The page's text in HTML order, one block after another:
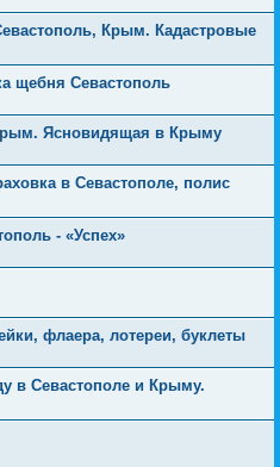
Крым. Кадастровые
щебня Севастополь
Ясновидящая в Крыму
в Севастополе, полис
- «Успех»
флаера, лотереи, буклеты
в Севастополе и Крыму.